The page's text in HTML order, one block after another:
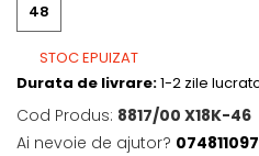
48
STOC EPUIZAT
Durata de livrare:1-2 zile
Cod Produs: 8817/00 X18K-46
Ai nevoie de ajutor?